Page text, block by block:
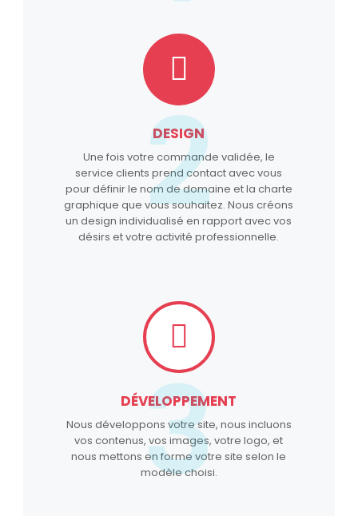
DESIGN
Une fois votre commande validée, le
service clients prend contact avec vous
pour définir le nom de domaine et la charte
graphique que vous souhaitez. Nous créons
un design individualisé en rapport avec vos
désirs et votre activité professionnelle.
2
DÉVELOPPEMENT
Nous développons votre site, nous incluons
vos contenus, vos images, votre logo, et
nous mettons en forme votre site selon le
modèle choisi.
3